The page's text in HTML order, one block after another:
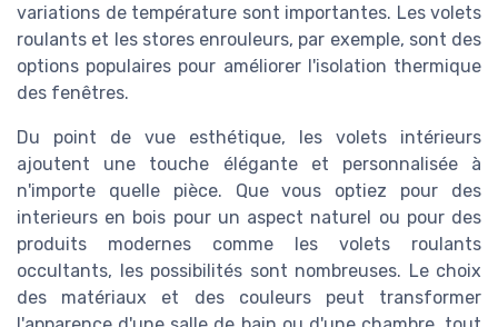
variations de température sont importantes. Les volets
roulants et les stores enrouleurs, par exemple, sont des
options populaires pour améliorer l'isolation thermique
des fenêtres.
Du point de vue esthétique, les volets intérieurs
ajoutent une touche élégante et personnalisée à
n'importe quelle pièce. Que vous optiez pour des
interieurs en bois pour un aspect naturel ou pour des
produits modernes comme les volets roulants
occultants, les possibilités sont nombreuses. Le choix
des matériaux et des couleurs peut transformer